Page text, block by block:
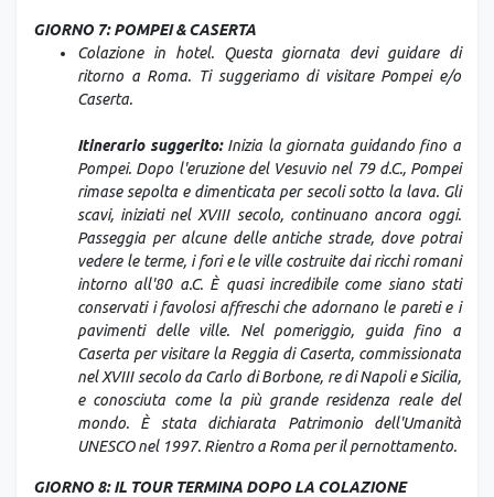
GIORNO 7: POMPEI & CASERTA
Colazione in hotel. Questa giornata devi guidare di
ritorno a Roma. Ti suggeriamo di visitare Pompei e/o
Caserta.
Itinerario suggerito:Inizia la giornata guidando fino a
Pompei. Dopo l'eruzione del Vesuvio nel 79 d.C., Pompei
rimase sepolta e dimenticata per secoli sotto la lava. Gli
scavi, iniziati nel XVIII secolo, continuano ancora oggi.
Passeggia per alcune delle antiche strade, dove potrai
vedere le terme, i fori e le ville costruite dai ricchi romani
intorno all'80 a.C. È quasi incredibile come siano stati
conservati i favolosi affreschi che adornano le pareti e i
pavimenti delle ville. Nel pomeriggio, guida fino a
Caserta per visitare la Reggia di Caserta, commissionata
nel XVIII secolo da Carlo di Borbone, re di Napoli e Sicilia,
e conosciuta come la più grande residenza reale del
mondo. È stata dichiarata Patrimonio dell'Umanità
UNESCO nel 1997. Rientro a Roma per il pernottamento.
GIORNO 8: IL TOUR TERMINA DOPO LA COLAZIONE